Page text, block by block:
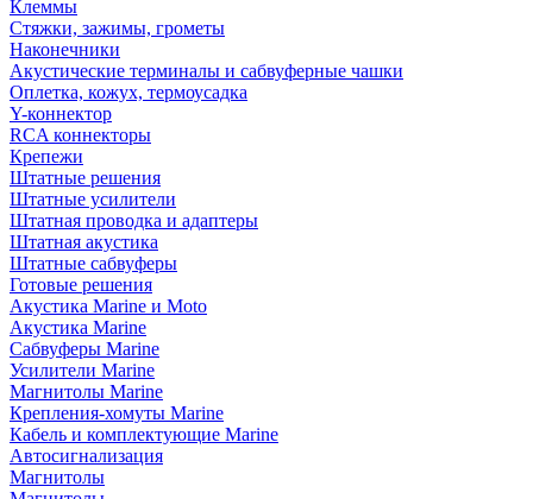
Клеммы
Стяжки, зажимы, грометы
Наконечники
Акустические терминалы и сабвуферные чашки
Оплетка, кожух, термоусадка
Y-коннектор
RCA коннекторы
Крепежи
Штатные решения
Штатные усилители
Штатная проводка и адаптеры
Штатная акустика
Штатные сабвуферы
Готовые решения
Акустика Marine и Moto
Акустика Marine
Сабвуферы Marine
Усилители Marine
Магнитолы Marine
Крепления-хомуты Marine
Кабель и комплектующие Marine
Автосигнализация
Магнитолы